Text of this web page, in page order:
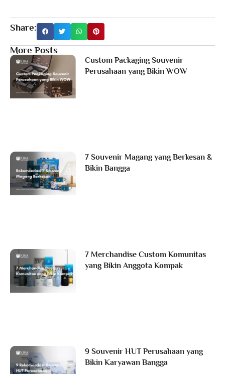
Share:
More Posts
Custom Packaging Souvenir
Perusahaan yang Bikin WOW
7 Souvenir Magang yang Berkesan &
Bikin Bangga
7 Merchandise Custom Komunitas
yang Bikin Anggota Kompak
9 Souvenir HUT Perusahaan yang
Bikin Karyawan Bangga